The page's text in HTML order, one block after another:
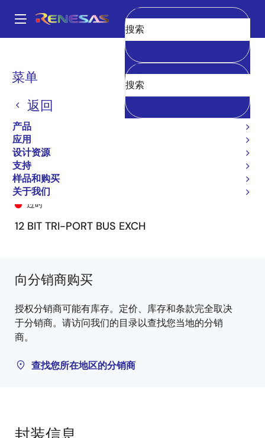
到
Main
navigation
菜单
返回
产品
应用
设计资源
支持
样品和购买
关于我们
清空
面
屑
74FCT162260T
74FCT162260ATPV
过时
12 BIT TRI-PORT BUS EXCH
向分销商购买
授权分销商可能有库存。定价、库存和条款完全取决
于分销商。请访问我们的目录以查找您当地的分销
商。
查找您所在地区的分销商